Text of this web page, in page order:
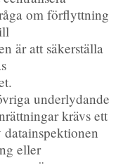
om förflyttning
är att säkerställa
underlydande
krävs ett
datainspektionen
eller